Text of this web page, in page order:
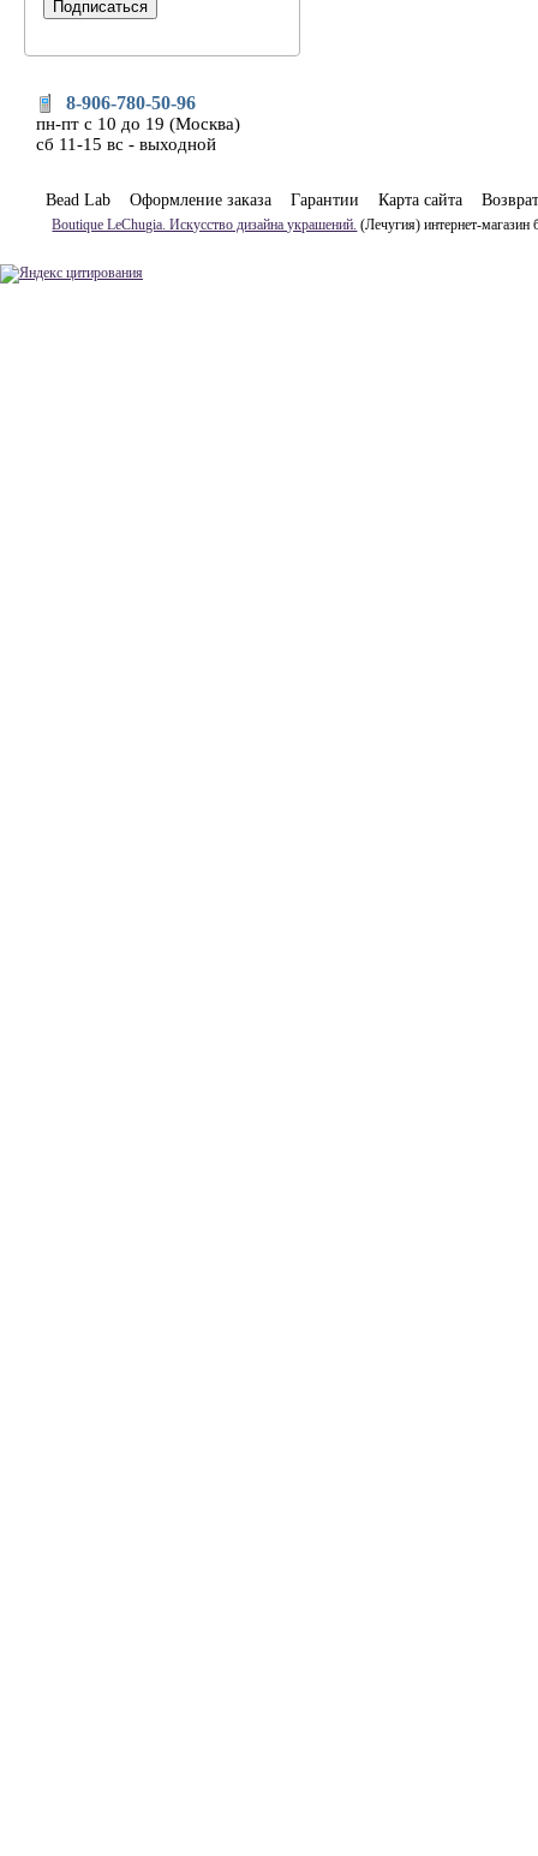
8-906-780-50-96
пн-пт с 10 до 19 (Москва)
сб 11-15 вс - выходной
Bead Lab Оформление заказа Гарантии Карта сайта Возврат
Boutique LeChugia. Искусство дизайна украшений. (Лечугия) интернет-